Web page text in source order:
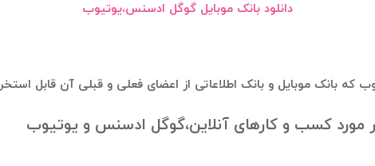
دانلود بانک موبایل گوگل ادسنس،یوتیوب
که بانک موبایل و بانک اطلاعاتی از اعضای فعلی و قبلی آن قابل
مورد کسب و کارهای آنلاین،گوگل ادسنس و یوتیوب